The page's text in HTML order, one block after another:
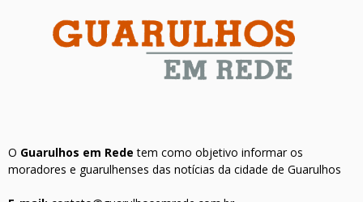
O Guarulhos em Rede tem como objetivo informar os
moradores e guarulhenses das notícias da cidade de Guarulhos